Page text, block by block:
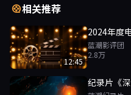
相关推荐
12:45
2024年度
蓝潮影评团
2.8万
纪录片《